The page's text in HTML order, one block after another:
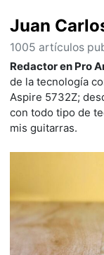
Juan
1005 artículos
Redactor en Pro
de la tecnología
Aspire 5732Z;
con todo tipo de
mis guitarras.